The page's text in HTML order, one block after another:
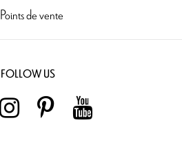
Points de vente
FOLLOW US